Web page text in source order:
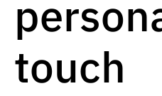
touch